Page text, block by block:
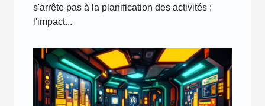
s'arrête pas à la planification des activités ;
l'impact...